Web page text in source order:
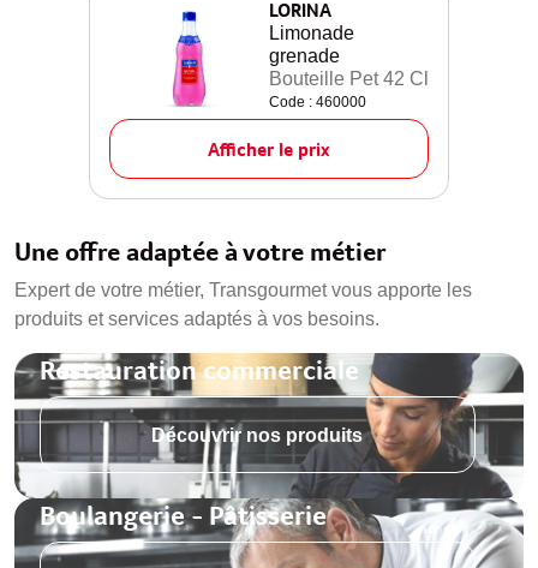
LORINA
Limonade
grenade
Bouteille Pet 42 Cl
Code : 460000
Afficher le prix
Une offre adaptée à votre métier
Expert de votre métier, Transgourmet vous apporte les
produits et services adaptés à vos besoins.
Restauration commerciale
Découvrir nos produits
Boulangerie - Pâtisserie